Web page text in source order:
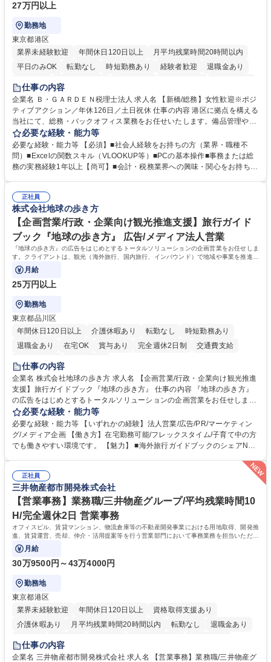
27万円以上
勤務地
東京都港区
業界未経験歓迎
年間休日120日以上
月平均残業時間20時間以内
平日のみOK
転勤なし 時短勤務あり 経験者歓迎
退職金あり
賞与あり
完全週休2日制
服装自由
仕事の内容
企業名 Ｂ・ＧＡＲＤＥＮ税理士法人 求人名 【新橋/総務】女性歓迎※ポジ
ティブアクション／年休126日／土日祝休 仕事の内容 港区に拠点を構える
当社にて、総務・バックオフィス業務をお任せいたします。備品管理や来
客対応から、経理サポート、社会保険手続き、さらには新たなシステム導
入の検討まで、幅広く組織を支える役割です。 ■備品発注・在庫管理、郵
送物対応、電話・来客対応 ■金融機関への外出業務（入出金管理補助）、
福利厚生・社内イベントの運営管理 ■社内ルールの整備、職場環境の改善
社内新システムの導入検討・比較検証 募集職種 【新橋/総務】女性歓迎※
ポジティブアクション／年休126日／土日祝休
必要な経験・能力等
必要な経験・能力等 【必須】■社会人経験をお持ちの方（業界・職種不
問）■Excelの関数スキル（VLOOKUP等）■PCの基本操作■事務または総
務の実務経験1年以上【尚可】■会計・税務業界への興味・関心をお持ちの
ィブアクション 学歴・資格 学歴：大学院 大学 高専 短大 専修学校 高校 語
学力： 資格：
正社員
株式会社地球の歩き方
【企画営業/行政・企業向け観光推進支援】旅行ガイド
ブック『地球の歩き方』 広告/メディア法人営業
『地球の歩き方』の広告をはじめとするトータルソリューションの企画営業をお任せしま
す。クライアントは、観光（海外旅行、国内旅行、インバウンド）で地域や事業を推進し
たい国内外の行政や企業です。
月給
25万円以上
勤務地
東京都品川区
年間休日120日以上
介護休暇あり 転勤なし
時短勤務あり
退職金あり
在宅OK 賞与あり 完全週休2日制
交通費支給
駅近5分以内
仕事の内容
企業名 株式会社地球の歩き方 求人名 【企画営業/行政・企業向け観光推進
支援】旅行ガイドブック『地球の歩き方』 仕事の内容 『地球の歩き方』
の広告をはじめとするトータルソリューションの企画営業をお任せしま
す。クライアントは、観光（海外旅行、国内旅行、インバウンド）で地域
や事業を推進したい国内外の行政や企業です。 【業務詳細】■『地球の歩
き方』は海外旅行ガイドブックのNo.1ブランドであり、国内旅行において
も牽引しております。観光推進支援においても、業界を牽引する意欲的な
国策事業です。「GOOD LUCK TRIP」は、海外旅行ガイドブックと同様
に、インバウンドのトップブランドに成長しております■旅が業務であ
り、日常です。旅好きにはこれ以上ない環境です 募集職種 【企画営業/行
政・企業向け観光推進支援】旅行ガイドブック『地球の歩き方』
必要な経験・能力等
必要な経験・能力等 【いずれかの経験】法人営業/広告/PR/マーケティン
グ/メディア企画 【働き方】在宅勤務可能/フレックスタイム/子育て中の方
でも働きやすい環境です。 【魅力】 ■海外旅行ガイドブックのシェアNo.1
ることが可能です。 ■国内旅行ガイドブックは立ち上げ間もない新規事業
であり、「地球の歩き方」としてどう取り組むか、共に形を作るコアメン
バーとして活躍いただきます。 学歴・資格 学歴：大学院 大学 語学力： 資
格：
正社員
三井物産都市開発株式会社
【営業事務】業務職/三井物産グループ/平均残業時間10
H/完全週休2日 営業事務
オフィスビル、賃貸マンション、物流倉庫等の不動産開発事業における用地取得、開発推
進、賃貸運営、売却、仲介・活用提案等を行う営業部門において事務業務を担当いただき
ます。
月給
30万9500円～43万4000円
勤務地
東京都港区
業界未経験歓迎
年間休日120日以上
資格取得支援あり
介護休暇あり
月平均残業時間20時間以内 転勤なし
退職金あり
在宅OK
賞与あり
駅近5分以内
土日祝休み 寮・社宅あり
仕事の内容
企業名 三井物産都市開発株式会社 求人名 【営業事務】業務職/三井物産グ